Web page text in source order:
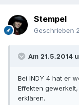
Stempel
Geschrieben
Am 21.5.2014
Bei INDY 4 hat er
Effekten
erklären.